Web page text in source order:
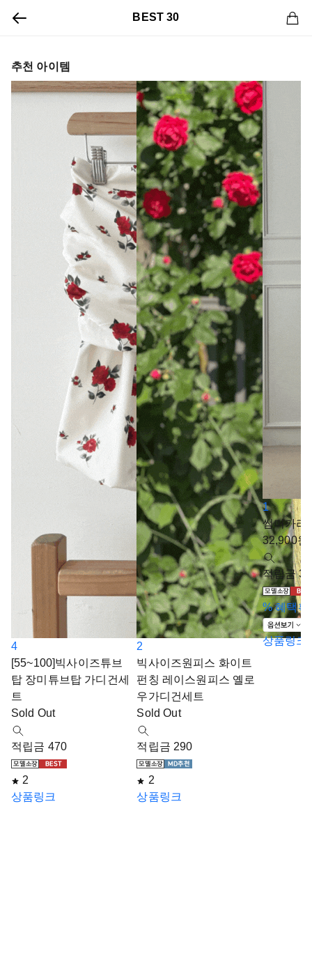
BEST 30
추천 아이템
4
[55~100]빅사이즈튜브
탑 장미튜브탑 가디건세
트
Sold Out
적립금 470
2
상품링크
2
빅사이즈원피스 화이트
펀칭 레이스원피스 옐로
우가디건세트
Sold Out
적립금 290
2
상품링크
1
썸머카라
32,900원
적립금
% 혜택확
상품링크